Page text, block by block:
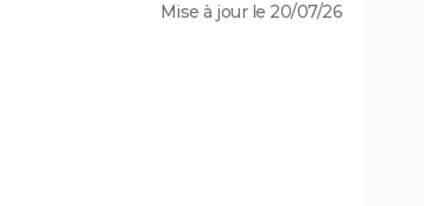
Mise à jour le 20/07/26